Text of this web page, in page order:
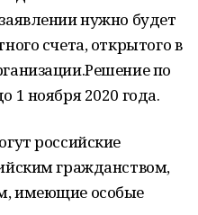
нужно будет
счета, открытого в
по
1 ноября 2020 года.
российские
гражданством,
имеющие особые